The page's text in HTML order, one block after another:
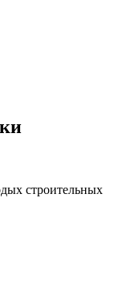
строительных